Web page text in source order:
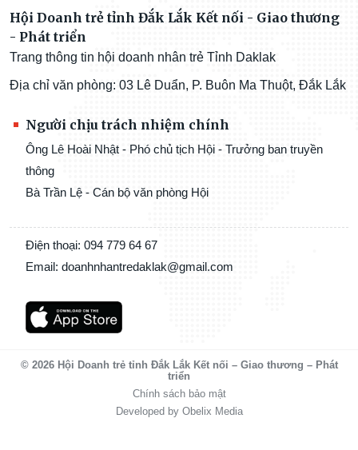
Hội Doanh trẻ tỉnh Đắk Lắk Kết nối - Giao thương
- Phát triển
Trang thông tin hội doanh nhân trẻ Tỉnh Daklak
Địa chỉ văn phòng: 03 Lê Duẩn, P. Buôn Ma Thuột, Đắk Lắk
Người chịu trách nhiệm chính
Ông Lê Hoài Nhật - Phó chủ tịch Hội - Trưởng ban truyền
thông
Bà Trần Lệ - Cán bộ văn phòng Hội
Điện thoại: 094 779 64 67
Email: doanhnhantredaklak@gmail.com
© 2026 Hội Doanh trẻ tỉnh Đắk Lắk Kết nối – Giao thương – Phát
triển
Chính sách bảo mật
Developed by Obelix Media